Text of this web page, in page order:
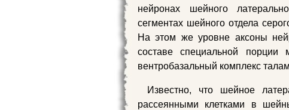
нейронах шейного
сегментах шейного отдела
На этом же уровне аксоны
составе специальной порции
вентробазальный комплекс
Известно, что шейное
рассеянными клетками в